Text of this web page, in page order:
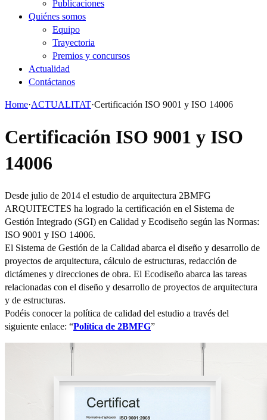
Publicaciones
Quiénes somos
Equipo
Trayectoria
Premios y concursos
Actualidad
Contáctanos
Home·ACTUALITAT·Certificación ISO 9001 y ISO 14006
Certificación ISO 9001 y ISO
14006
Desde julio de 2014 el estudio de arquitectura 2BMFG
ARQUITECTES ha logrado la certificación en el Sistema de
Gestión Integrado (SGI) en Calidad y Ecodiseño según las Normas:
ISO 9001 y ISO 14006.
El Sistema de Gestión de la Calidad abarca el diseño y desarrollo de
proyectos de arquitectura, cálculo de estructuras, redacción de
dictámenes y direcciones de obra. El Ecodiseño abarca las tareas
relacionadas con el diseño y desarrollo de proyectos de arquitectura
y de estructuras.
Podéis conocer la política de calidad del estudio a través del
siguiente enlace: “Política de 2BMFG”